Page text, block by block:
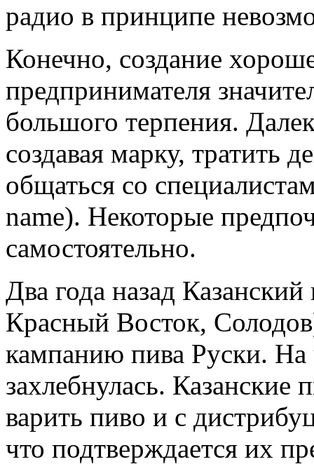
радио в принципе
Конечно, создание
предпринимателя
большого терпения.
создавая марку, тратить
общаться со
name). Некоторые
самостоятельно.
Два года назад
Красный Восток,
кампанию пива Руски. На
захлебнулась.
варить пиво и с
что подтверждается их